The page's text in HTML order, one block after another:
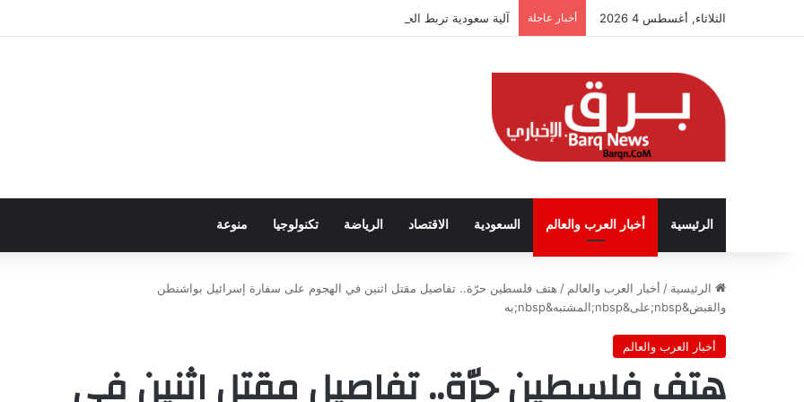
الثلاثاء, أغسطس 4 2026 أخبار عاجلة آلية سعودية تربط الحضور باجتياز الدورات
الرئيسية أخبار العرب والعالم السعودية الاقتصاد الرياضة تكنولوجيا منوعة
الرئيسية / أخبار العرب والعالم / هتف فلسطين حرّة.. تفاصيل مقتل اثنين في الهجوم على سفارة إسرائيل بواشنطن
والقبض&nbsp;على&nbsp;المشتبه&nbsp;به
أخبار العرب والعالم
هتف فلسطين حرّة.. تفاصيل مقتل اثنين في